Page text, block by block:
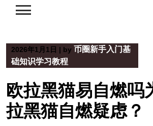
2026年1月1日 | by 币圈新手入门基
础知识学习教程
欧拉黑猫易自燃吗
拉黑猫自燃疑虑？